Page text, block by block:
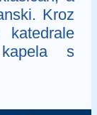
Kroz
s